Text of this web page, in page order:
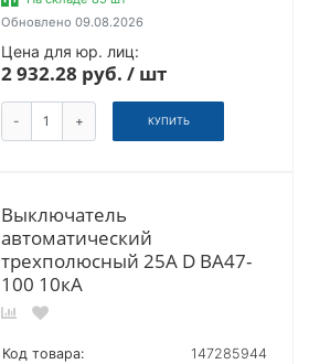
Обновлено 09.08.2026
Цена для юр. лиц:
2 932.28 руб. / шт
- + КУПИТЬ
Выключатель
автоматический
трехполюсный 25А D ВА47-
100 10кА
Код товара:
147285944